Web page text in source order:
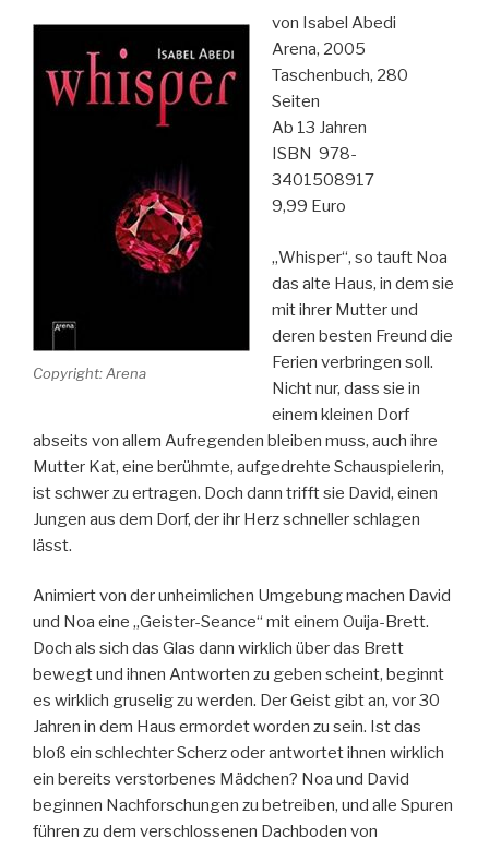
Copyright: Arena
von Isabel Abedi
Arena, 2005
Taschenbuch, 280
Seiten
Ab 13 Jahren
ISBN 978-
3401508917
9,99 Euro
„Whisper“, so tauft Noa
das alte Haus, in dem sie
mit ihrer Mutter und
deren besten Freund die
Ferien verbringen soll.
Nicht nur, dass sie in
einem kleinen Dorf
abseits von allem Aufregenden bleiben muss, auch ihre
Mutter Kat, eine berühmte, aufgedrehte Schauspielerin,
ist schwer zu ertragen. Doch dann trifft sie David, einen
Jungen aus dem Dorf, der ihr Herz schneller schlagen
lässt.
Animiert von der unheimlichen Umgebung machen David
und Noa eine „Geister-Seance“ mit einem Ouija-Brett.
Doch als sich das Glas dann wirklich über das Brett
bewegt und ihnen Antworten zu geben scheint, beginnt
es wirklich gruselig zu werden. Der Geist gibt an, vor 30
Jahren in dem Haus ermordet worden zu sein. Ist das
bloß ein schlechter Scherz oder antwortet ihnen wirklich
ein bereits verstorbenes Mädchen? Noa und David
beginnen Nachforschungen zu betreiben, und alle Spuren
führen zu dem verschlossenen Dachboden von